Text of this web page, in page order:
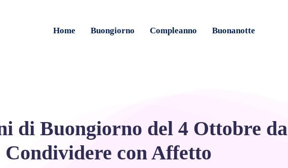
Home Buongiorno Compleanno Buonanotte
di Buongiorno del 4 Ottobre da
Condividere con Affetto